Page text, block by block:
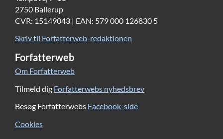
2750 Ballerup
CVR: 15149043 | EAN: 579 000 126830 5
Skriv til Forfatterweb-redaktionen
Forfatterweb
Om Forfatterweb
Tilmeld dig Forfatterwebs nyhedsbrev
Besøg Forfatterwebs Facebook-side
Cookies